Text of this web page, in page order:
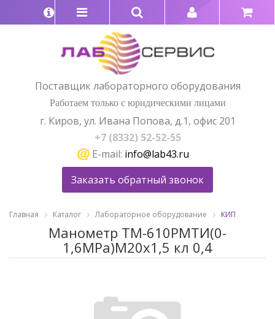
Поставщик лабораторного оборудования
Работаем только с юридическими лицами
г. Киров, ул. Ивана Попова, д.1, офис 201
+7 (8332) 52-52-55
E-mail: info@lab43.ru
Заказать обратный звонок
Главная Каталог Лабораторное оборудование КИП
Манометр ТМ-610РМТИ(0-
1,6МРа)М20х1,5 кл 0,4